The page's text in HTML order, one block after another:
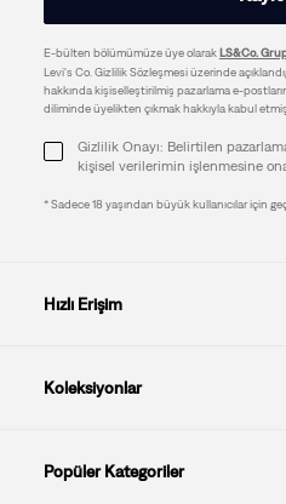
E-bülten bölümümüze üye olarakLS&Co.
Levi's Co. Gizlilik Sözleşmesi üzerinde
hakkında kişiselleştirilmiş pazarlama e-
diliminde üyelikten çıkmak hakkıyla kabul
Gizlilik Onayı: Belirtilen
kişisel verilerimin işlenmesine
* Sadece 18 yaşından büyük kullanıcılar için
Hızlı Erişim
Koleksiyonlar
Popüler Kategoriler